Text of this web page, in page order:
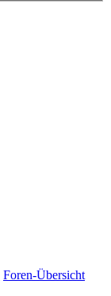
Foren-Übersicht